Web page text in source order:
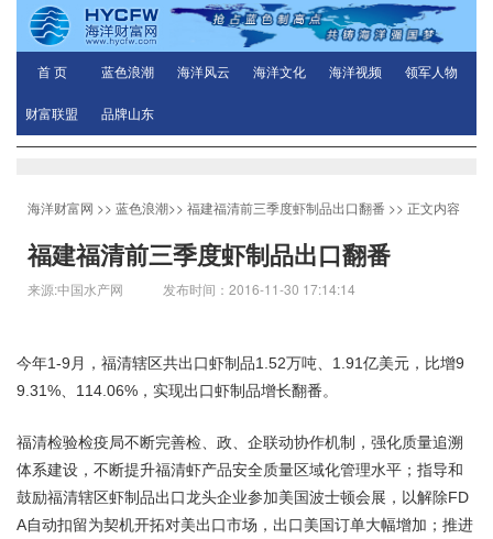
首 页 蓝色浪潮 海洋风云 海洋文化 海洋视频 领军人物
财富联盟 品牌山东
海洋财富网 >> 蓝色浪潮>> 福建福清前三季度虾制品出口翻番 >> 正文内容
福建福清前三季度虾制品出口翻番
来源:中国水产网 发布时间：2016-11-30 17:14:14
今年1-9月，福清辖区共出口虾制品1.52万吨、1.91亿美元，比增9
9.31%、114.06%，实现出口虾制品增长翻番。
福清检验检疫局不断完善检、政、企联动协作机制，强化质量追溯
体系建设，不断提升福清虾产品安全质量区域化管理水平；指导和
鼓励福清辖区虾制品出口龙头企业参加美国波士顿会展，以解除FD
A自动扣留为契机开拓对美出口市场，出口美国订单大幅增加；推进